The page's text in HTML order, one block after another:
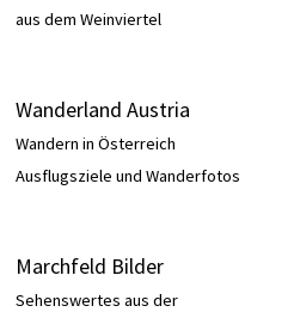
aus dem Weinviertel
Wanderland Austria
Wandern in Österreich
Ausflugsziele und Wanderfotos
Marchfeld Bilder
Sehenswertes aus der